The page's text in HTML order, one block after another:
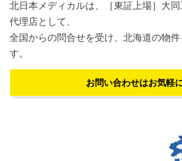
北日本メディカルは、［東証上場］大
代理店として、
全国からの問合せを受け、 北海道の物
す。
お問い合わせはお気軽